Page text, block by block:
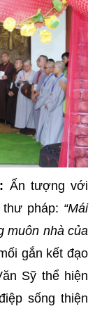
Ấn tượng với
pháp: “Mái
muôn nhà của
gắn kết đạo
Sỹ thể hiện
sống thiện